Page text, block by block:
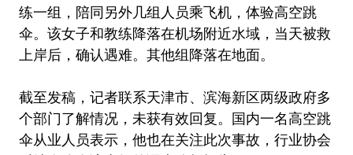
练一组，陪同另外几组人员乘飞机，体验高空跳
伞。该女子和教练降落在机场附近水域，当天被救
上岸后，确认遇难。其他组降落在地面。
截至发稿，记者联系天津市、滨海新区两级政府多
个部门了解情况，未获有效回复。国内一名高空跳
伞从业人员表示，他也在关注此次事故，行业协会